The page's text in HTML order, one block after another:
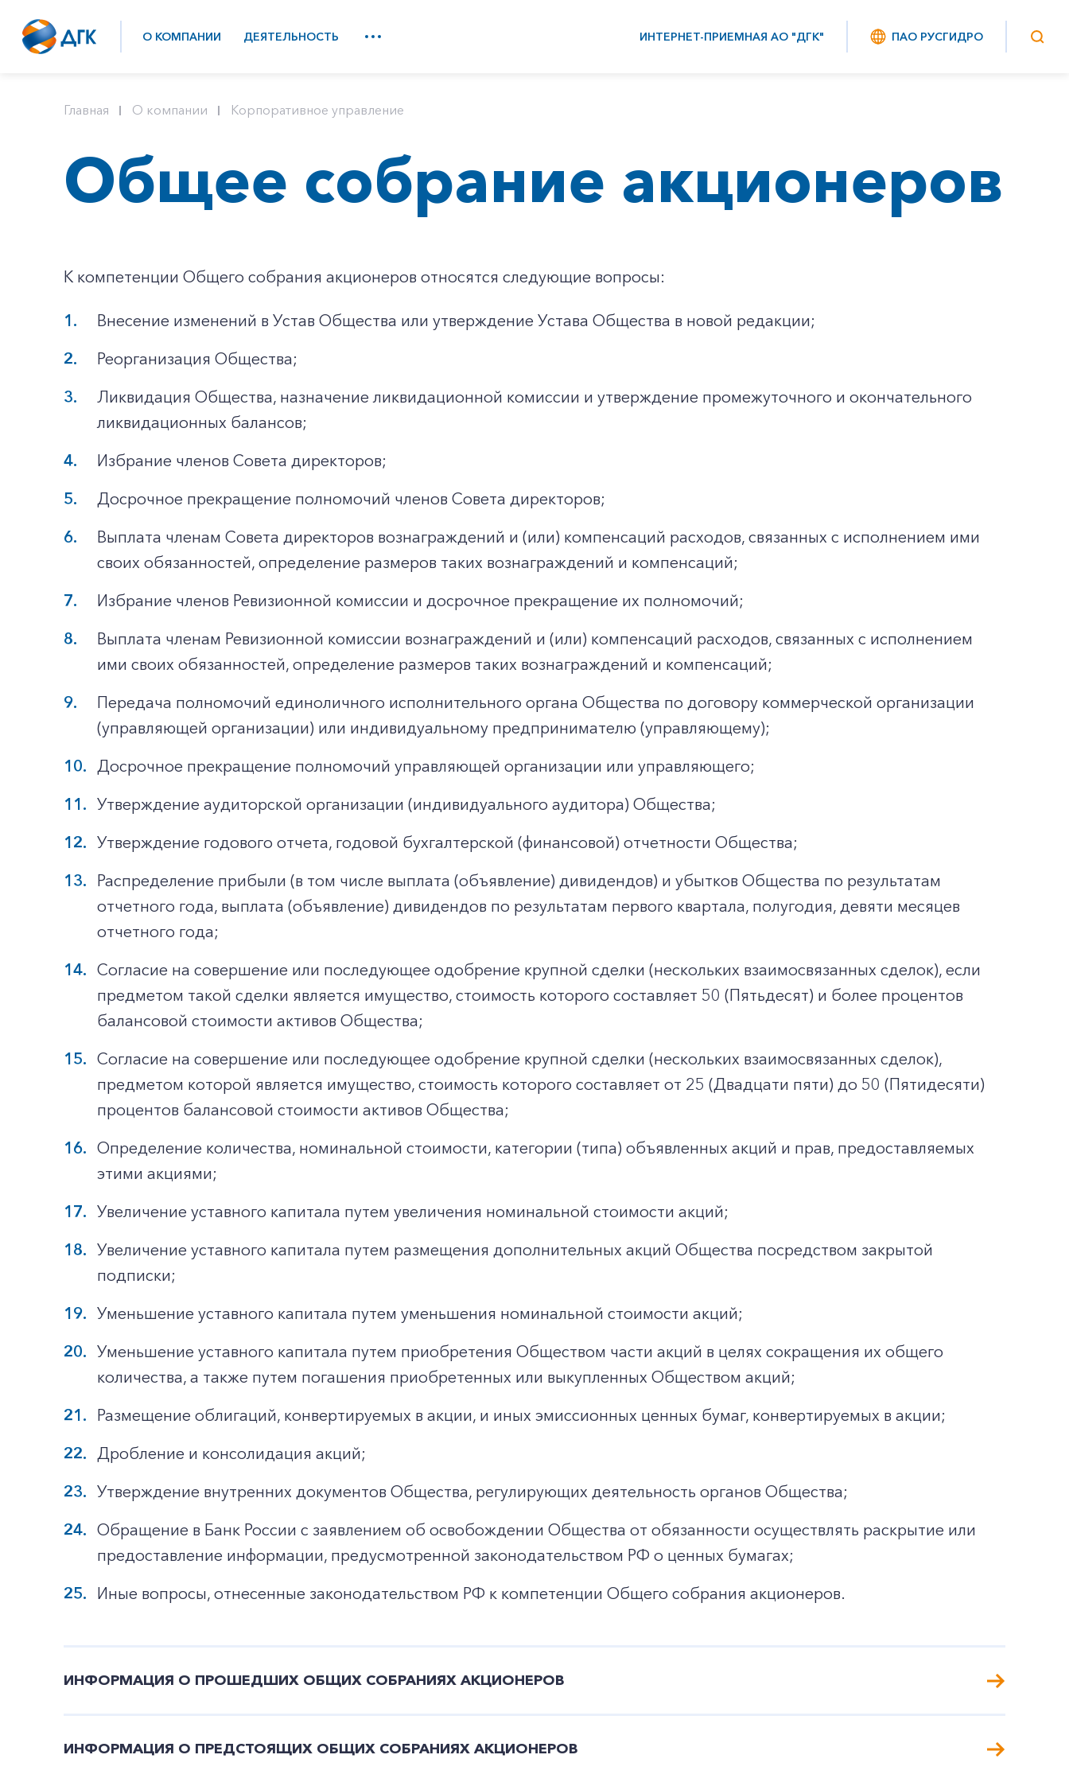
О КОМПАНИИ ДЕЯТЕЛЬНОСТЬ ИНТЕРНЕТ-ПРИЕМНАЯ АО "ДГК" ПАО РУСГИДРО
Главная О компании Корпоративное управление
Общее собрание акционеров
К компетенции Общего собрания акционеров относятся следующие вопросы:
Внесение изменений в Устав Общества или утверждение Устава Общества в новой редакции;
Реорганизация Общества;
Ликвидация Общества, назначение ликвидационной комиссии и утверждение промежуточного и окончательного
ликвидационных балансов;
Избрание членов Совета директоров;
Досрочное прекращение полномочий членов Совета директоров;
Выплата членам Совета директоров вознаграждений и (или) компенсаций расходов, связанных с исполнением ими
своих обязанностей, определение размеров таких вознаграждений и компенсаций;
Избрание членов Ревизионной комиссии и досрочное прекращение их полномочий;
Выплата членам Ревизионной комиссии вознаграждений и (или) компенсаций расходов, связанных с исполнением
ими своих обязанностей, определение размеров таких вознаграждений и компенсаций;
Передача полномочий единоличного исполнительного органа Общества по договору коммерческой организации
(управляющей организации) или индивидуальному предпринимателю (управляющему);
Досрочное прекращение полномочий управляющей организации или управляющего;
Утверждение аудиторской организации (индивидуального аудитора) Общества;
Утверждение годового отчета, годовой бухгалтерской (финансовой) отчетности Общества;
Распределение прибыли (в том числе выплата (объявление) дивидендов) и убытков Общества по результатам
отчетного года, выплата (объявление) дивидендов по результатам первого квартала, полугодия, девяти месяцев
отчетного года;
Согласие на совершение или последующее одобрение крупной сделки (нескольких взаимосвязанных сделок), если
предметом такой сделки является имущество, стоимость которого составляет 50 (Пятьдесят) и более процентов
балансовой стоимости активов Общества;
Согласие на совершение или последующее одобрение крупной сделки (нескольких взаимосвязанных сделок),
предметом которой является имущество, стоимость которого составляет от 25 (Двадцати пяти) до 50 (Пятидесяти)
процентов балансовой стоимости активов Общества;
Определение количества, номинальной стоимости, категории (типа) объявленных акций и прав, предоставляемых
этими акциями;
Увеличение уставного капитала путем увеличения номинальной стоимости акций;
Увеличение уставного капитала путем размещения дополнительных акций Общества посредством закрытой
подписки;
Уменьшение уставного капитала путем уменьшения номинальной стоимости акций;
Уменьшение уставного капитала путем приобретения Обществом части акций в целях сокращения их общего
количества, а также путем погашения приобретенных или выкупленных Обществом акций;
Размещение облигаций, конвертируемых в акции, и иных эмиссионных ценных бумаг, конвертируемых в акции;
Дробление и консолидация акций;
Утверждение внутренних документов Общества, регулирующих деятельность органов Общества;
Обращение в Банк России с заявлением об освобождении Общества от обязанности осуществлять раскрытие или
предоставление информации, предусмотренной законодательством РФ о ценных бумагах;
Иные вопросы, отнесенные законодательством РФ к компетенции Общего собрания акционеров.
ИНФОРМАЦИЯ О ПРОШЕДШИХ ОБЩИХ СОБРАНИЯХ АКЦИОНЕРОВ
ИНФОРМАЦИЯ О ПРЕДСТОЯЩИХ ОБЩИХ СОБРАНИЯХ АКЦИОНЕРОВ